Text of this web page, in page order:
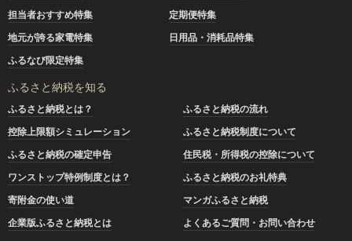
担当者おすすめ特集
定期便特集
地元が誇る家電特集
日用品・消耗品特集
ふるなび限定特集
ふるさと納税を知る
ふるさと納税とは？
ふるさと納税の流れ
控除上限額シミュレーション
ふるさと納税制度について
ふるさと納税の確定申告
住民税・所得税の控除について
ワンストップ特例制度とは？
ふるさと納税のお礼特典
寄附金の使い道
マンガふるさと納税
企業版ふるさと納税とは
よくあるご質問・お問い合わせ